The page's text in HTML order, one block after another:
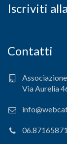
Iscriviti
Contatti
Via Aurelia
06.87165871